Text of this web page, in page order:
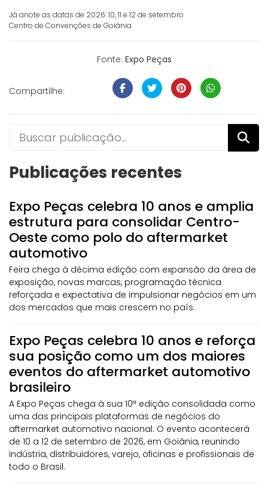
Já anote as datas de 2026: 10, 11 e 12 de setembro
Centro de Convenções de Goiânia
Fonte: Expo Peças
Compartilhe:
Publicações recentes
Expo Peças celebra 10 anos e amplia
estrutura para consolidar Centro-
Oeste como polo do aftermarket
automotivo
Feira chega à décima edição com expansão da área de
exposição, novas marcas, programação técnica
reforçada e expectativa de impulsionar negócios em um
dos mercados que mais crescem no país.
Expo Peças celebra 10 anos e reforça
sua posição como um dos maiores
eventos do aftermarket automotivo
brasileiro
A Expo Peças chega à sua 10ª edição consolidada como
uma das principais plataformas de negócios do
aftermarket automotivo nacional. O evento acontecerá
de 10 a 12 de setembro de 2026, em Goiânia, reunindo
indústria, distribuidores, varejo, oficinas e profissionais de
todo o Brasil.